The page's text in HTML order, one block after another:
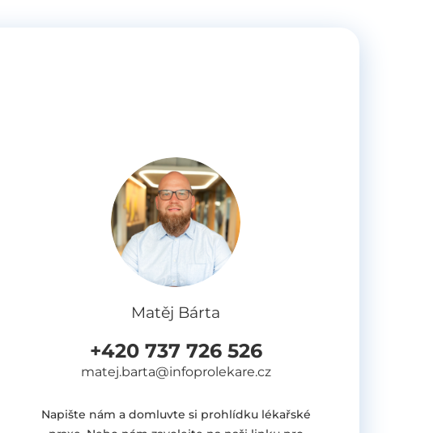
Matěj Bárta
+420 737 726 526
matej.barta@infoprolekare.cz
Napište nám a domluvte si prohlídku lékařské